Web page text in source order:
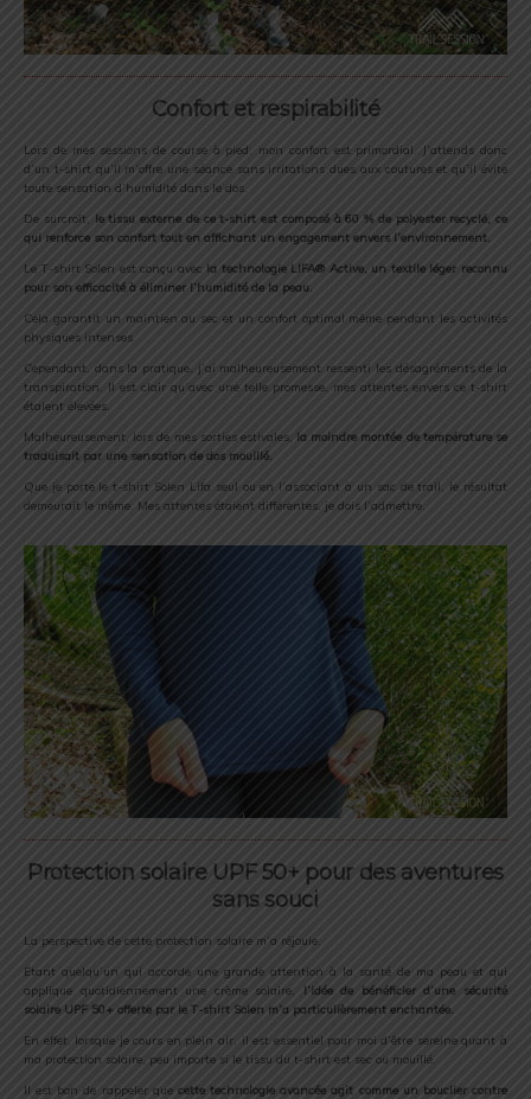
Confort et respirabilité
Lors de mes sessions de course à pied, mon confort est primordial. J’attends donc
d’un t-shirt qu’il m’offre une séance sans irritations dues aux coutures et qu’il évite
toute sensation d’humidité dans le dos.
De surcroît, le tissu externe de ce t-shirt est composé à 60 % de polyester recyclé, ce
qui renforce son confort tout en affichant un engagement envers l’environnement.
Le T-shirt Solen est conçu avec la technologie LIFA® Active, un textile léger reconnu
pour son efficacité à éliminer l’humidité de la peau.
Cela garantit un maintien au sec et un confort optimal même pendant les activités
physiques intenses.
Cependant, dans la pratique, j’ai malheureusement ressenti les désagréments de la
transpiration. Il est clair qu’avec une telle promesse, mes attentes envers ce t-shirt
étaient élevées.
Malheureusement, lors de mes sorties estivales, la moindre montée de température se
traduisait par une sensation de dos mouillé.
Que je porte le t-shirt Solen Lifa seul ou en l’associant à un sac de trail, le résultat
demeurait le même. Mes attentes étaient différentes, je dois l’admettre.
Protection solaire UPF 50+ pour des aventures
sans souci
La perspective de cette protection solaire m’a réjouie.
Étant quelqu’un qui accorde une grande attention à la santé de ma peau et qui
applique quotidiennement une crème solaire, l’idée de bénéficier d’une sécurité
solaire UPF 50+ offerte par le T-shirt Solen m’a particulièrement enchantée.
En effet, lorsque je cours en plein air, il est essentiel pour moi d’être sereine quant à
ma protection solaire, peu importe si le tissu du t-shirt est sec ou mouillé.
Il est bon de rappeler que cette technologie avancée agit comme un bouclier contre